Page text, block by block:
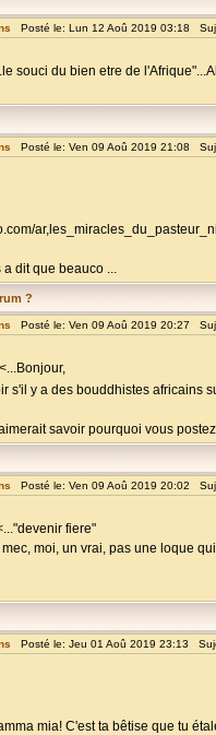
Posté le: Lun 12 Aoû 2019 03:18
souci du bien etre de
Posté le: Ven 09 Aoû 2019 21:08
a dit que beauco ...
?
Posté le: Ven 09 Aoû 2019 20:27
s'il y a des bouddhistes africains
savoir pourquoi vous
Posté le: Ven 09 Aoû 2019 20:02
fiere"
moi, un vrai, pas une loque
Posté le: Jeu 01 Aoû 2019 23:13
mia! C'est ta bêtise que tu